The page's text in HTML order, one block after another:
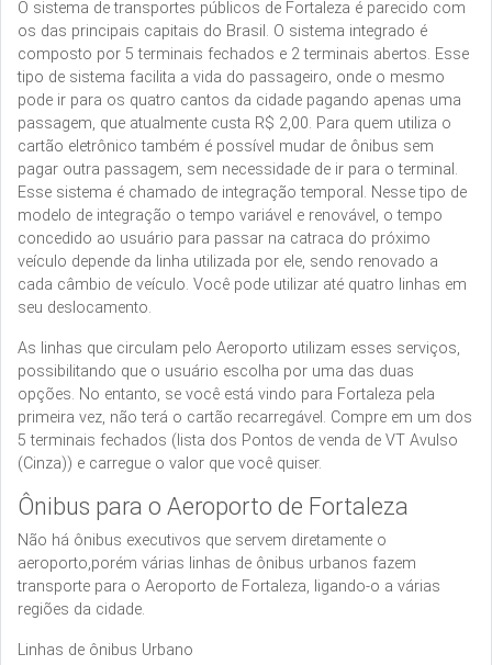
O sistema de transportes públicos de Fortaleza é parecido com
os das principais capitais do Brasil. O sistema integrado é
composto por 5 terminais fechados e 2 terminais abertos. Esse
tipo de sistema facilita a vida do passageiro, onde o mesmo
pode ir para os quatro cantos da cidade pagando apenas uma
passagem, que atualmente custa R$ 2,00. Para quem utiliza o
cartão eletrônico também é possível mudar de ônibus sem
pagar outra passagem, sem necessidade de ir para o terminal.
Esse sistema é chamado de integração temporal. Nesse tipo de
modelo de integração o tempo variável e renovável, o tempo
concedido ao usuário para passar na catraca do próximo
veículo depende da linha utilizada por ele, sendo renovado a
cada câmbio de veículo. Você pode utilizar até quatro linhas em
seu deslocamento.
As linhas que circulam pelo Aeroporto utilizam esses serviços,
possibilitando que o usuário escolha por uma das duas
opções. No entanto, se você está vindo para Fortaleza pela
primeira vez, não terá o cartão recarregável. Compre em um dos
5 terminais fechados (lista dos Pontos de venda de VT Avulso
(Cinza)) e carregue o valor que você quiser.
Ônibus para o Aeroporto de Fortaleza
Não há ônibus executivos que servem diretamente o
aeroporto,porém várias linhas de ônibus urbanos fazem
transporte para o Aeroporto de Fortaleza, ligando-o a várias
regiões da cidade.
Linhas de ônibus Urbano